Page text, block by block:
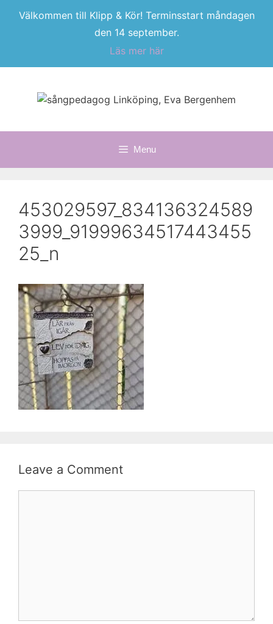
Välkommen till Klipp & Kör! Terminsstart måndagen
den 14 september.
Läs mer här
Menu
453029597_834136324589
3999_91999634517443455
25_n
Leave a Comment